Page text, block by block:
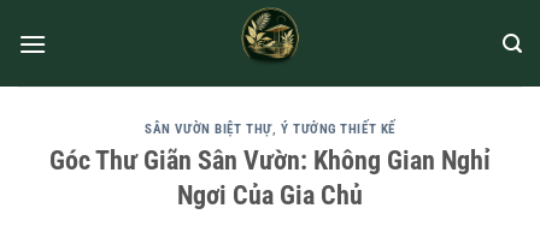
SÂN VƯỜN BIỆT THỰ, Ý TƯỞNG THIẾT KẾ
Góc Thư Giãn Sân Vườn: Không Gian Nghỉ
Ngơi Của Gia Chủ